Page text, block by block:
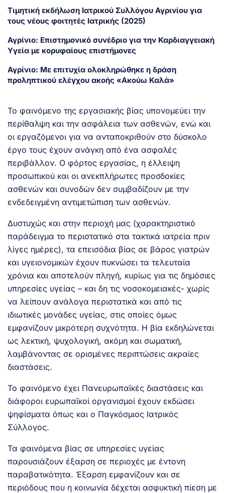
Τιμητική εκδήλωση Ιατρικού Συλλόγου Αγρινίου για
τους νέους φοιτητές Ιατρικής (2025)
Αγρίνιο: Επιστημονικό συνέδριο για την Καρδιαγγειακή
Υγεία με κορυφαίους επιστήμονες
Αγρίνιο: Με επιτυχία ολοκληρώθηκε η δράση
προληπτικού ελέγχου ακοής «Ακούω Καλά»
Το φαινόμενο της εργασιακής βίας υπονομεύει την
περίθαλψη και την ασφάλεια των ασθενών, ενώ και
οι εργαζόμενοι για να ανταποκριθούν στο δύσκολο
έργο τους έχουν ανάγκη από ένα ασφαλές
περιβάλλον. Ο φόρτος εργασίας, η έλλειψη
προσωπικού και οι ανεκπλήρωτες προσδοκίες
ασθενών και συνοδών δεν συμβαδίζουν με την
ενδεδειγμένη αντιμετώπιση των ασθενών.
Δυστυχώς και στην περιοχή μας (χαρακτηριστικό
παράδειγμα το περιστατικό στα τακτικά ιατρεία πριν
λίγες ημέρες), τα επεισόδια βίας σε βάρος γιατρών
και υγειονομικών έχουν πυκνώσει τα τελευταία
χρόνια και αποτελούν πληγή, κυρίως για τις δημόσιες
υπηρεσίες υγείας – και δη τις νοσοκομειακές- χωρίς
να λείπουν ανάλογα περιστατικά και από τις
ιδιωτικές μονάδες υγείας, στις οποίες όμως
εμφανίζουν μικρότερη συχνότητα. Η βία εκδηλώνεται
ως λεκτική, ψυχολογική, ακόμη και σωματική,
λαμβάνοντας σε ορισμένες περιπτώσεις ακραίες
διαστάσεις.
Το φαινόμενο έχει Πανευρωπαϊκές διαστάσεις και
διάφοροι ευρωπαϊκοί οργανισμοί έχουν εκδώσει
ψηφίσματα όπως και ο Παγκόσμιος Ιατρικός
Σύλλογος.
Τα φαινόμενα βίας σε υπηρεσίες υγείας
παρουσιάζουν έξαρση σε περιοχές με έντονη
παραβατικότητα. Έξαρση εμφανίζουν και σε
περιόδους που η κοινωνία δέχεται ασφυκτική πίεση με